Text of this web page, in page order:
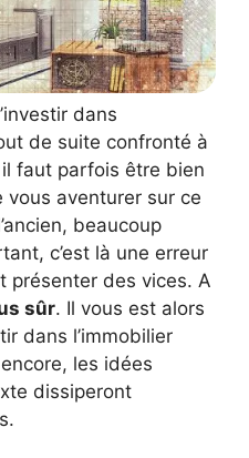
dans
de suite confronté à
faut parfois être bien
aventurer sur ce
beaucoup
c’est là une erreur
présenter des vices. A
sûr. Il vous est alors
dans l’immobilier
les idées
dissiperont